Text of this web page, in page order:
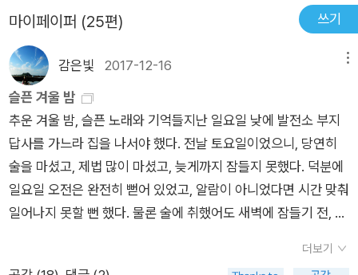
들을 때 그 사건과 함께 그 사건을 옮기는 사람의 욕망과 의도도
함께 듣는 셈이다. -122쪽서사는 동사를 필요로 하고 묘사는 형
용사를 필요로 한다. -147쪽묘사와 서사, 대화와 설명이 서로 섞
여서 소설의 문장을 이룬다. -148쪽은유적인 문장은 의미의 전
달을 지연시키긴 하지만 의미의 전달을 방해하는 문장은 아니다.
의미를 정확하게 전달하지 못하는 장식으로서의 문장은 공허하
고 무의미하다. -150쪽문체는 글을 쓰는 이의 개성과 체질에 따
라 다양하게 나타난다. 간결하면서도 탄력 있는 문장이 있는가 하
면 관념적이고 논리적인 문장도 있고 풍자적인 요설을 앞세우는
문장도 있다. -152쪽진실되지 못한 글을 아름답게 하기 위해 현
이 아니라 그 시간까지 축적해온 그의 삶이 그렇게 하는 것이다.
그 구질구질함이 소설 쓰기의 과정이다. 구질구질한 것을 두려워
하는 사람은 소설 쓰기에 적합하지 않다. 임동헌의 소설 ​「아이 러
브 토일럿」에는 슈퍼마켓에서 산 여행용 화장지와 주유소에서 선
물로 제공한 화장지의 장 수를 비교하는 인물이 나온다. 소설가는
아마 그 글을 쓰기 전에 실제로 두 화장지의 낱장을 헤아렸을 것
이다. 소설을 쓴다는 것은, 그것이 전부는 아니지만, 그런 과정이
포함되어 있는 작업이다.구체가 소설의 핵심이다. 거듭 말하지만,
소설은 육체여야 한다. 그러니까 소설 쓰기는 전혀 고상한 일이
아니다. 우리의 삶이 고상하지 않기 때문에 소설 또한 고상하지
다’는 것. 보지 않고는 쓸 수 없다는 것. 현실 경험을 가공하지 않
고 있는 그대로 충실히 옮겨 적으려는 작가의 욕구가 장황하고 진
부하고 지루한 소설을 만든다. 문학은 간접적이고 우회하는 방법
을 택한다. 할 수 있는 한, 소통을 지연시키는 것, 그것이 문학이
다. 은유, 돌아서 가기가 없으면 문학이 없다. 이걸 쓰면 소설이
되겠다는 막연한 생각이 떠올랐을 때 우리가 할 일은 그걸 붙잡고
곧바로 책상에 앉아 소설을 쓰는 것이 아니라 그 막연한 생각을,
어떤 형체가 만들어질 때까지 만지작거리며 조형하는 일이다. 소
설가는 신비주의자여서는 안 된다. 궁리하고 추리해야 한다. 우리
마이페이퍼 (25편) 쓰기
감은빛 2017-12-16
슬픈 겨울 밤
추운 겨울 밤, 슬픈 노래와 기억들지난 일요일 낮에 발전소 부지
답사를 가느라 집을 나서야 했다. 전날 토요일이었으니, 당연히
술을 마셨고, 제법 많이 마셨고, 늦게까지 잠들지 못했다. 덕분에
일요일 오전은 완전히 뻗어 있었고, 알람이 아니었다면 시간 맞춰
일어나지 못할 뻔 했다. 물론 술에 취했어도 새벽에 잠들기 전, 알
속 내게 주말에 일을 시켜서 미안해했다. 그냥 한 번 말하고 말았
더보기